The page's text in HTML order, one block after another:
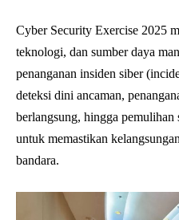
Cyber Security Exercise 2025
teknologi, dan sumber daya
penanganan insiden siber
deteksi dini ancaman,
berlangsung, hingga pemulihan
untuk memastikan
bandara.